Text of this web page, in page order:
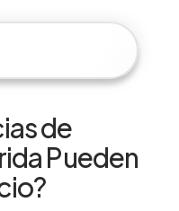
de
Pueden